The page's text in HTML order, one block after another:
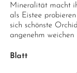
Mineralität macht
als Eistee
sich schönste
angenehm
Blatt